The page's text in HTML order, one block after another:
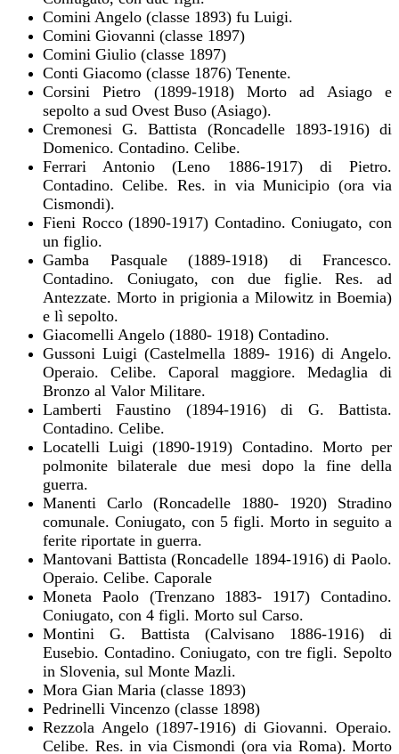
Comini Angelo (classe 1893) fu Luigi.
Comini Giovanni (classe 1897)
Comini Giulio (classe 1897)
Conti Giacomo (classe 1876) Tenente.
Corsini Pietro (1899-1918) Morto ad Asiago e
sepolto a sud Ovest Buso (Asiago).
Cremonesi G. Battista (Roncadelle 1893-1916) di
Domenico. Contadino. Celibe.
Ferrari Antonio (Leno 1886-1917) di Pietro.
Contadino. Celibe. Res. in via Municipio (ora via
Cismondi).
Fieni Rocco (1890-1917) Contadino. Coniugato, con
un figlio.
Gamba Pasquale (1889-1918) di Francesco.
Contadino. Coniugato, con due figlie. Res. ad
Antezzate. Morto in prigionia a Milowitz in Boemia)
e lì sepolto.
Giacomelli Angelo (1880- 1918) Contadino.
Gussoni Luigi (Castelmella 1889- 1916) di Angelo.
Operaio. Celibe. Caporal maggiore. Medaglia di
Bronzo al Valor Militare.
Lamberti Faustino (1894-1916) di G. Battista.
Contadino. Celibe.
Locatelli Luigi (1890-1919) Contadino. Morto per
polmonite bilaterale due mesi dopo la fine della
guerra.
Manenti Carlo (Roncadelle 1880- 1920) Stradino
comunale. Coniugato, con 5 figli. Morto in seguito a
ferite riportate in guerra.
Mantovani Battista (Roncadelle 1894-1916) di Paolo.
Operaio. Celibe. Caporale
Moneta Paolo (Trenzano 1883- 1917) Contadino.
Coniugato, con 4 figli. Morto sul Carso.
Montini G. Battista (Calvisano 1886-1916) di
Eusebio. Contadino. Coniugato, con tre figli. Sepolto
in Slovenia, sul Monte Mazli.
Mora Gian Maria (classe 1893)
Pedrinelli Vincenzo (classe 1898)
Rezzola Angelo (1897-1916) di Giovanni. Operaio.
Celibe. Res. in via Cismondi (ora via Roma). Morto